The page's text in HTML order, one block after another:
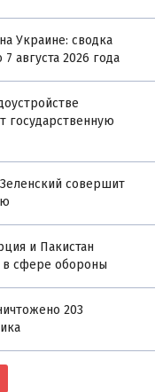
Украине: сводка
августа 2026 года
государственную
совершит
и Пакистан
в сфере обороны
203